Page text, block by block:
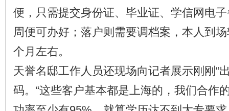
便，只需提交身份证、毕业证、学信网电
周便可办好；落户则需要调档案，本人到
个月左右。
天誉名邸工作人员还现场向记者展示刚刚“
码。“这些客户基本都是上海的，我们合作